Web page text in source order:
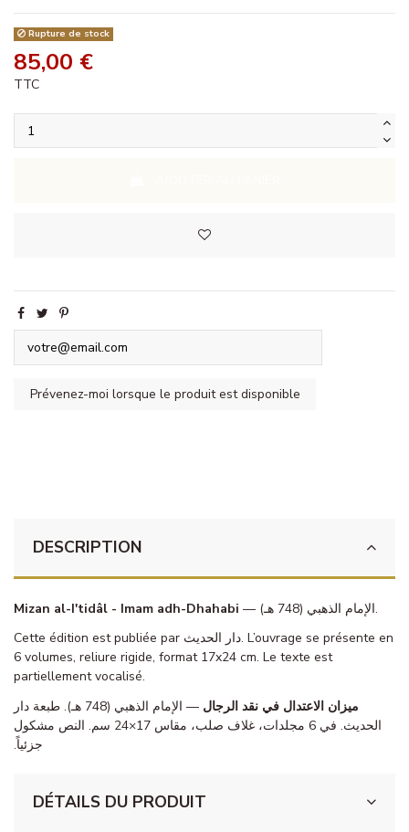
Rupture de stock
85,00 €
TTC
DESCRIPTION
Mizan al-I'tidâl - Imam adh-Dhahabi
— الإمام الذهبي (748 هـ).
Cette édition est publiée par دار الحديث. L’ouvrage se présente en
6 volumes, reliure rigide, format 17x24 cm. Le texte est
partiellement vocalisé.
ميزان الاعتدال في نقد الرجال
— الإمام الذهبي (748 هـ). طبعة دار
الحديث. في 6 مجلدات، غلاف صلب، مقاس 17×24 سم. النص مشكول
جزئياً.
DÉTAILS DU PRODUIT